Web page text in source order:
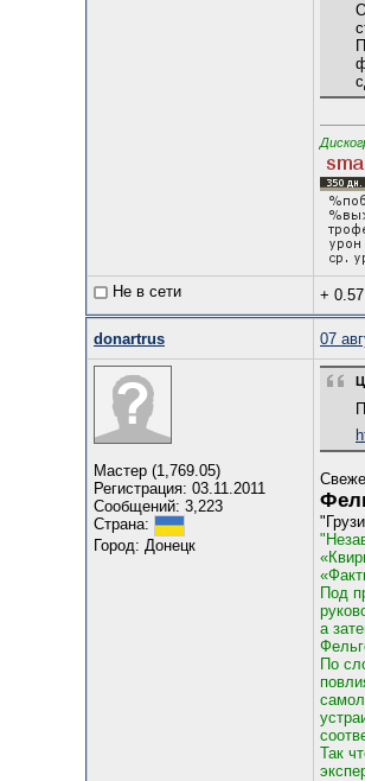
Не в сети + 0.57
donartrus 07
Мастер (1,769.05)
Регистрация: 03.11.2011
Сообщений: 3,223
Страна:
Город: Донецк
Под
а
По
Так